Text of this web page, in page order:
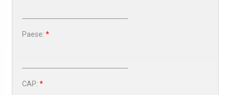
Paese: *
CAP: *